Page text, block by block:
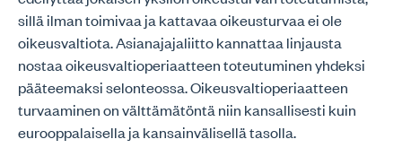
sillä ilman toimivaa ja kattavaa oikeusturvaa ei ole
oikeusvaltiota. Asianajajaliitto kannattaa linjausta
nostaa oikeusvaltioperiaatteen toteutuminen yhdeksi
pääteemaksi selonteossa. Oikeusvaltioperiaatteen
turvaaminen on välttämätöntä niin kansallisesti kuin
eurooppalaisella ja kansainvälisellä tasolla.